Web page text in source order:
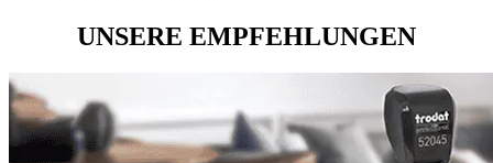
UNSERE EMPFEHLUNGEN